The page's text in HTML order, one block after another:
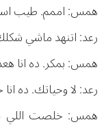
همس: اممم. طيب
رعد: اتنهد ماشي
همس: بمكر. ده انا
رعد: لا وحياتك. ده
همس: خلصت اللي